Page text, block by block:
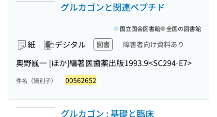
グルカゴンと関連ペプチド
紙 デジタル 図書 障害者向け資料あり
奥野巍一 [ほか]編著医歯薬出版1993.9<SC294-E7>
国立国会図書館 全国の図書館
件名（識別子） 00562652
グルカゴン : 基礎と臨床